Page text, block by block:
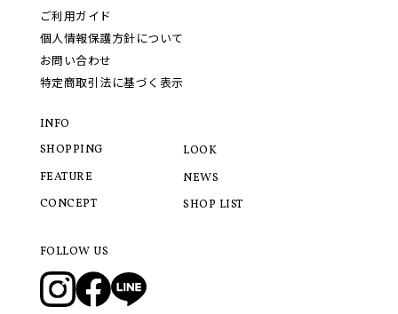
ご利用ガイド
個人情報保護方針について
お問い合わせ
特定商取引法に基づく表示
INFO
SHOPPING
FEATURE
CONCEPT
LOOK
NEWS
SHOP LIST
FOLLOW US